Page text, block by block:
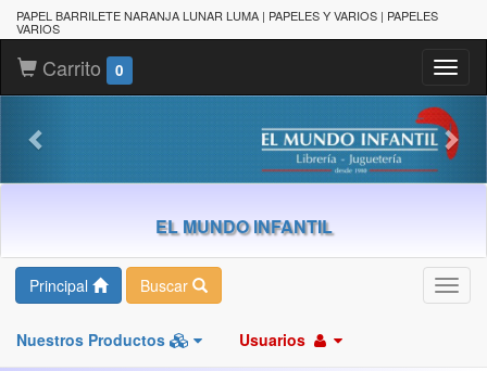
PAPEL BARRILETE NARANJA LUNAR LUMA | PAPELES Y VARIOS | PAPELES
VARIOS
Carrito 0
EL MUNDO INFANTIL
Principal Buscar
Nuestros Productos Usuarios